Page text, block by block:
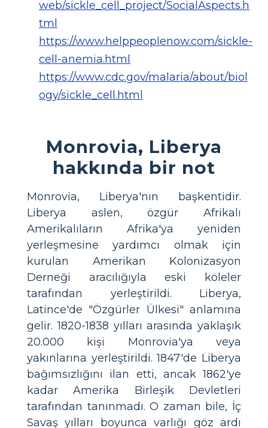
web/sickle_cell_project/SocialAspects.h
tml
https://www.helppeoplenow.com/sickle-
cell-anemia.html
https://www.cdc.gov/malaria/about/biol
ogy/sickle_cell.html
Monrovia, Liberya
hakkında bir not
Monrovia, Liberya'nın başkentidir.
Liberya aslen, özgür Afrikalı
Amerikalıların Afrika'ya yeniden
yerleşmesine yardımcı olmak için
kurulan Amerikan Kolonizasyon
Derneği aracılığıyla eski köleler
tarafından yerleştirildi. Liberya,
Latince'de "Özgürler Ülkesi" anlamına
gelir. 1820-1838 yılları arasında yaklaşık
20.000 kişi Monrovia'ya veya
yakınlarına yerleştirildi. 1847'de Liberya
bağımsızlığını ilan etti, ancak 1862'ye
kadar Amerika Birleşik Devletleri
tarafından tanınmadı. O zaman bile, İç
Savaş yılları boyunca varlığı göz ardı